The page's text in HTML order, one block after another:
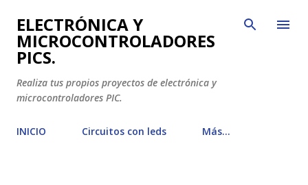
Ir al contenido principal
ELECTRÓNICA Y
MICROCONTROLADORES
PICS.
Realiza tus propios proyectos de electrónica y
microcontroladores PIC.
INICIO Circuitos con leds Más…